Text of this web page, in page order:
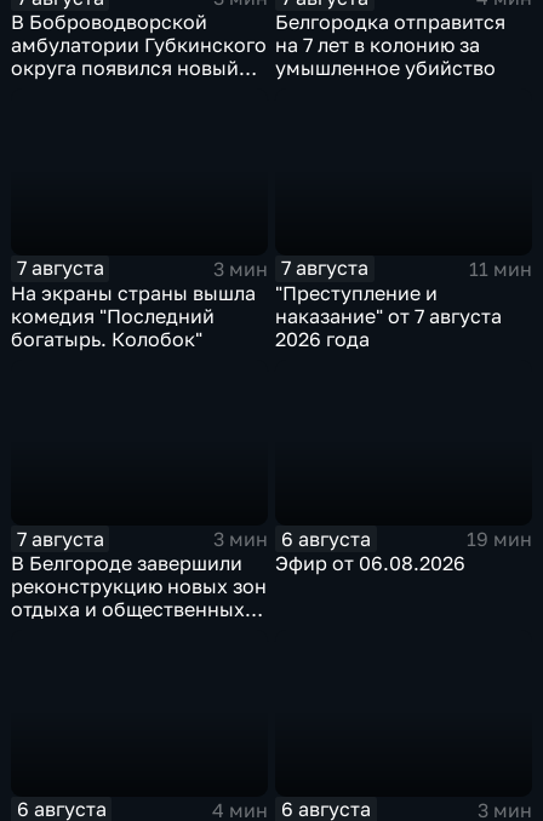
В Боброводворской
амбулатории Губкинского
округа появился новый
Белгородка отправится
на 7 лет в колонию за
умышленное убийство
7 августа
3 мин
На экраны страны вышла
комедия "Последний
богатырь. Колобок"
7 августа
11 мин
"Преступление и
наказание" от 7 августа
2026 года
7 августа
3 мин
В Белгороде завершили
реконструкцию новых зон
отдыха и общественных
6 августа
19 мин
Эфир от 06.08.2026
6 августа
4 мин
6 августа
3 мин